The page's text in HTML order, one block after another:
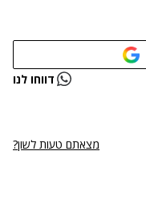
דווחו לנו
מצאתם טעות לשון?